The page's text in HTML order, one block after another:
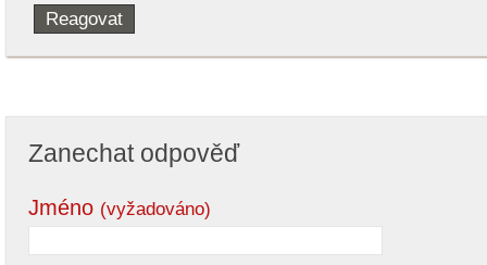
Reagovat
Zanechat odpověď
Jméno (vyžadováno)